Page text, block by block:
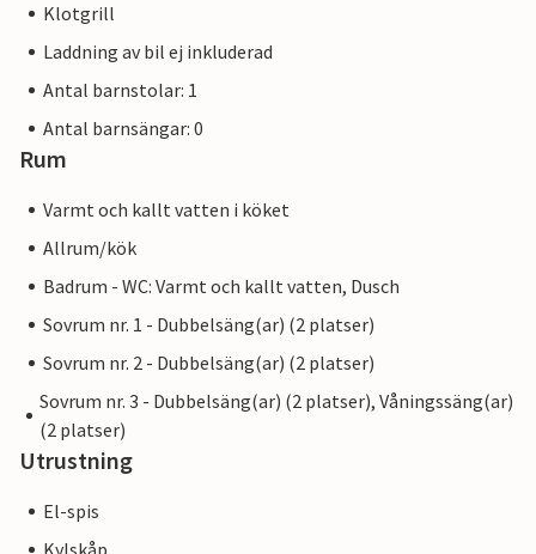
Klotgrill
Laddning av bil ej inkluderad
Antal barnstolar: 1
Antal barnsängar: 0
Rum
Varmt och kallt vatten i köket
Allrum/kök
Badrum - WC: Varmt och kallt vatten, Dusch
Sovrum nr. 1 - Dubbelsäng(ar) (2 platser)
Sovrum nr. 2 - Dubbelsäng(ar) (2 platser)
Sovrum nr. 3 - Dubbelsäng(ar) (2 platser), Våningssäng(ar)
(2 platser)
Utrustning
El-spis